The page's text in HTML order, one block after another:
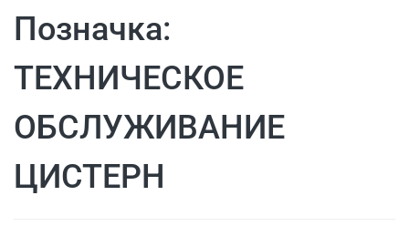
Позначка:
ТЕХНИЧЕСКОЕ
ОБСЛУЖИВАНИЕ
ЦИСТЕРН